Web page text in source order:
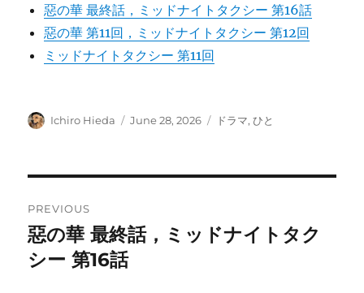
惡の華 最終話，ミッドナイトタクシー 第16話
惡の華 第11回，ミッドナイトタクシー 第12回
ミッドナイトタクシー 第11回
Author
Ichiro Hieda
Posted
June 28, 2026 Categories
ドラマ,ひと
navigation
PREVIOUS
Previous
post:
惡の華 最終話，ミッドナイトタク
シー 第16話